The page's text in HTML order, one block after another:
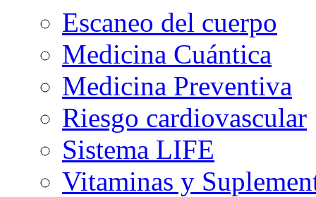
Escaneo del cuerpo
Medicina Cuántica
Medicina Preventiva
Riesgo cardiovascular
Sistema LIFE
Vitaminas y